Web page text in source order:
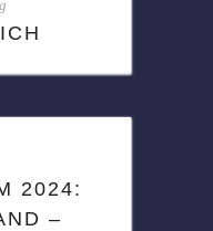
2024:
–